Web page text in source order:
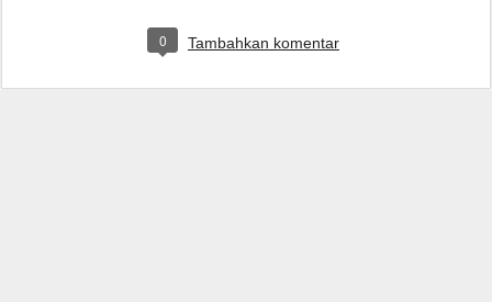
0 Tambahkan komentar